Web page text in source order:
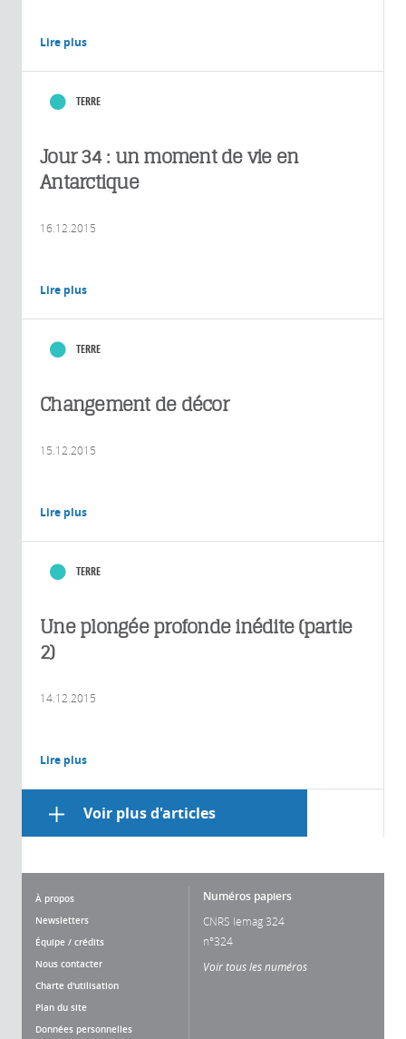
Lire plus
TERRE
Jour 34 : un moment de vie en
Antarctique
16.12.2015
Lire plus
TERRE
Changement de décor
15.12.2015
Lire plus
TERRE
Une plongée profonde inédite (partie
2)
14.12.2015
Lire plus
Voir plus d'articles
À propos
Newsletters
Équipe / crédits
Nous contacter
Charte d'utilisation
Plan du site
Données personnelles
Numéros papiers
CNRS lemag 324
n°324
Voir tous les numéros